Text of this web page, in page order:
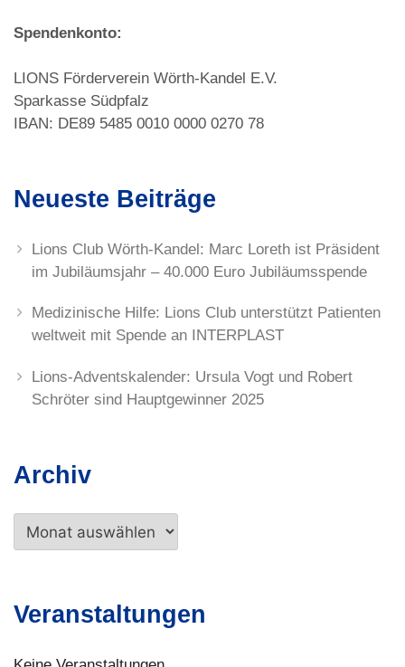
Spendenkonto:
LIONS Förderverein Wörth-Kandel E.V.
Sparkasse Südpfalz
IBAN: DE89 5485 0010 0000 0270 78
Neueste Beiträge
Lions Club Wörth-Kandel: Marc Loreth ist Präsident
im Jubiläumsjahr – 40.000 Euro Jubiläumsspende
Medizinische Hilfe: Lions Club unterstützt Patienten
weltweit mit Spende an INTERPLAST
Lions-Adventskalender: Ursula Vogt und Robert
Schröter sind Hauptgewinner 2025
Archiv
Archiv
Veranstaltungen